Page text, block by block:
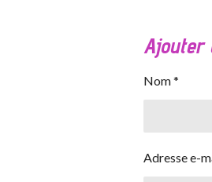
Ajouter
Nom *
Adresse e-